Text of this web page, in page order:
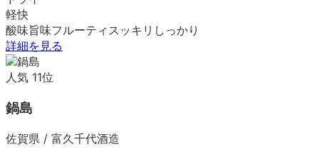
軽快
酸味旨味フルーティ スッキリ しっかり
詳細を見る
人気 11位
鍋島
佐賀県 / 富久千代酒造